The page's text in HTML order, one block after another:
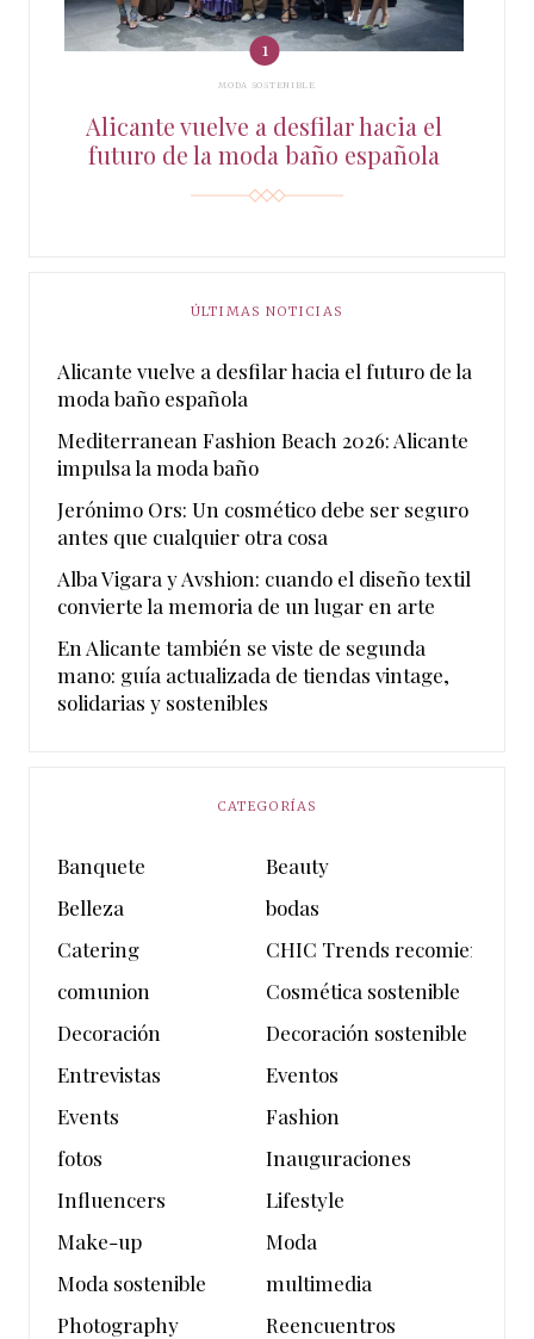
MODA SOSTENIBLE
Alicante vuelve a desfilar hacia el
futuro de la moda baño española
ÚLTIMAS NOTICIAS
Alicante vuelve a desfilar hacia el futuro de la
moda baño española
Mediterranean Fashion Beach 2026: Alicante
impulsa la moda baño
Jerónimo Ors: Un cosmético debe ser seguro
antes que cualquier otra cosa
Alba Vigara y Avshion: cuando el diseño textil
convierte la memoria de un lugar en arte
En Alicante también se viste de segunda
mano: guía actualizada de tiendas vintage,
solidarias y sostenibles
CATEGORÍAS
Banquete
Beauty
Belleza
bodas
Catering
CHIC Trends recomienda
comunion
Cosmética sostenible
Decoración
Decoración sostenible
Entrevistas
Eventos
Events
Fashion
fotos
Inauguraciones
Influencers
Lifestyle
Make-up
Moda
Moda sostenible
multimedia
Photography
Reencuentros